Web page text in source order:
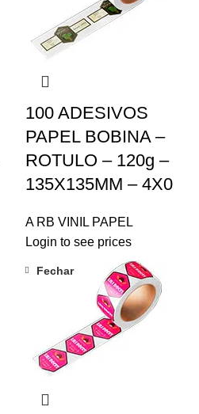
100 ADESIVOS
PAPEL BOBINA –
ROTULO – 120g –
135X135MM – 4X0
A RB VINIL PAPEL
Login to see prices
Fechar